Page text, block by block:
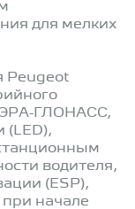
для мелких
Peugeot
ЭРА-ГЛОНАСС,
(LED),
водителя,
(ESP),
начале